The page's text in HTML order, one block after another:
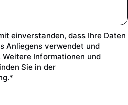
einverstanden, dass Ihre Daten
Anliegens verwendet und
Informationen und
Sie in der